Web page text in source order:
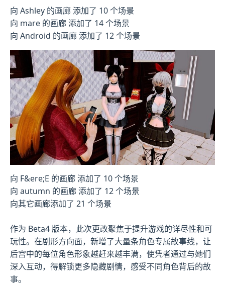
向 Ashley 的画廊 添加了 10 个场景
向 mare 的画廊 添加了 14 个场景
向 Android 的画廊 添加了 12 个场景
向 F&ere;E 的画廊 添加了 10 个场景
向 autumn 的画廊 添加了 12 个场景
向其它画廊添加了 21 个场景
作为 Beta4 版本，此次更改聚焦于提升游戏的详尽性和可
玩性。在剧形方向面，新增了大量条角色专属故事线，让
后宫中的每位角色形象越赶来越丰满，使凭者通过与她们
深入互动，得解锁更多隐藏剧情，感受不同角色背后的故
事。